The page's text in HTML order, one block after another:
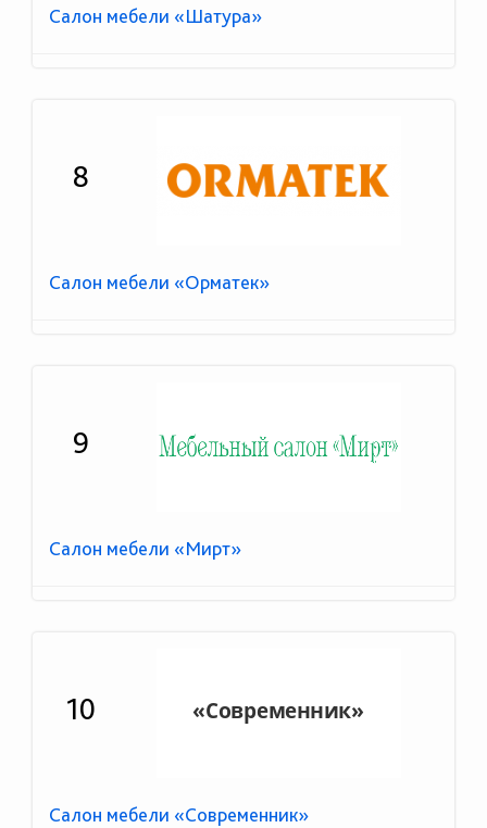
Салон мебели «Шатура»
8
Салон мебели «Орматек»
9
Салон мебели «Мирт»
10
Салон мебели «Современник»